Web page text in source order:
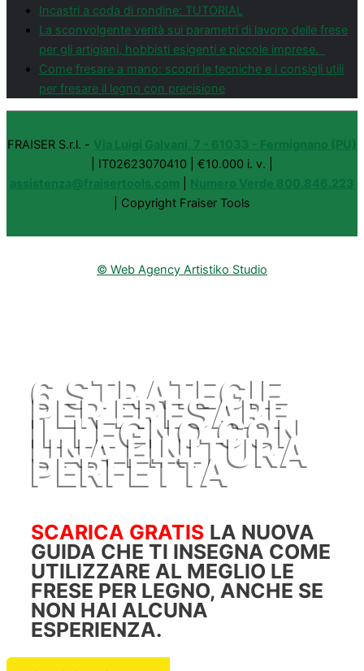
Incastri a coda di rondine: TUTORIAL
La sconvolgente verità sui parametri di lavoro delle frese
per gli artigiani, hobbisti esigenti e piccole imprese.
Come fresare a mano: scopri le tecniche e i consigli utili
per fresare il legno con precisione
FRAISER S.r.l. -
| IT02623070410 | €10.000 i. v. |
| Copyright Fraiser Tools
© Web Agency Artistiko Studio
6 STRATEGIE
PER FRESARE
IL LEGNO CON
UNA FINITURA
PERFETTA
SCARICA GRATIS LA NUOVA
GUIDA CHE TI INSEGNA COME
UTILIZZARE AL MEGLIO LE
FRESE PER LEGNO, ANCHE SE
NON HAI ALCUNA
ESPERIENZA.